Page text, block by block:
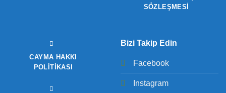
SÖZLEŞMESİ
CAYMA HAKKI
POLITIKASI
Bizi Takip Edin
Facebook
Instagram